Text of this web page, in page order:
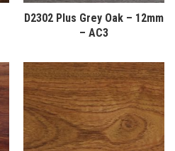
D2302 Plus Grey Oak – 12mm
– AC3